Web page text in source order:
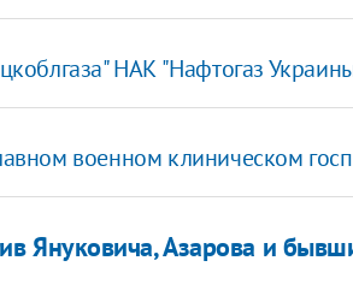
НАК "Нафтогаз
военном клиническом
Януковича, Азарова и